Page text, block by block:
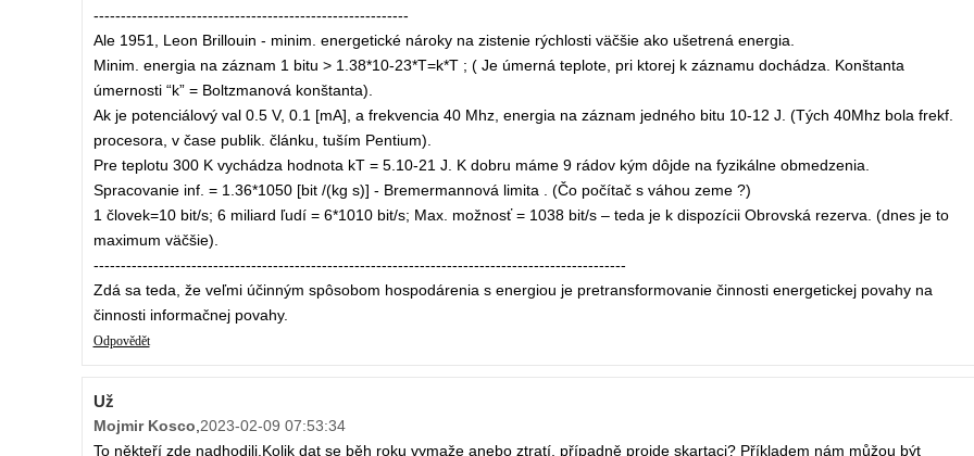
----------------------------------------------------------
Ale 1951, Leon Brillouin - minim. energetické nároky na zistenie rýchlosti väčšie ako ušetrená energia.
Minim. energia na záznam 1 bitu > 1.38*10-23*T=k*T ; ( Je úmerná teplote, pri ktorej k záznamu dochádza. Konštanta
úmernosti “k” = Boltzmanová konštanta).
Ak je potenciálový val 0.5 V, 0.1 [mA], a frekvencia 40 Mhz, energia na záznam jedného bitu 10-12 J. (Tých 40Mhz bola frekf.
procesora, v čase publik. článku, tuším Pentium).
Pre teplotu 300 K vychádza hodnota kT = 5.10-21 J. K dobru máme 9 rádov kým dôjde na fyzikálne obmedzenia.
Spracovanie inf. = 1.36*1050 [bit /(kg s)] - Bremermannová limita . (Čo počítač s váhou zeme ?)
1 človek=10 bit/s; 6 miliard ľudí = 6*1010 bit/s; Max. možnosť = 1038 bit/s – teda je k dispozícii Obrovská rezerva. (dnes je to
maximum väčšie).
--------------------------------------------------------------------------------------------------
Zdá sa teda, že veľmi účinným spôsobom hospodárenia s energiou je pretransformovanie činnosti energetickej povahy na
činnosti informačnej povahy.
Odpovědět
Už
Mojmir Kosco 2023-02-09 07:53:34
To někteří zde nadhodili.Kolik dat se běh roku vymaže anebo ztratí, případně projde skartaci? Příkladem nám můžou být